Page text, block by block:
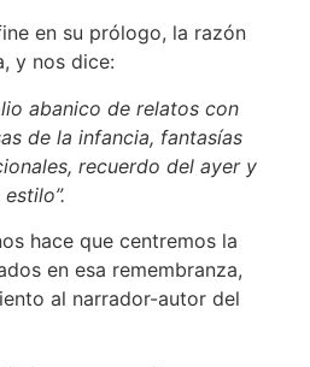
en su prólogo, la razón
y nos dice:
abanico de relatos con
de la infancia, fantasías
recuerdo del ayer y
hace que centremos la
en esa remembranza,
al narrador-autor del